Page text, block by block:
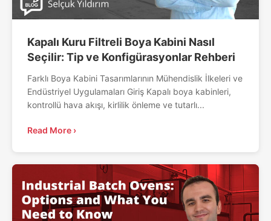
Kapalı Kuru Filtreli Boya Kabini Nasıl
Seçilir: Tip ve Konfigürasyonlar Rehberi
Farklı Boya Kabini Tasarımlarının Mühendislik İlkeleri ve
Endüstriyel Uygulamaları Giriş Kapalı boya kabinleri,
kontrollü hava akışı, kirlilik önleme ve tutarlı...
Read More ›